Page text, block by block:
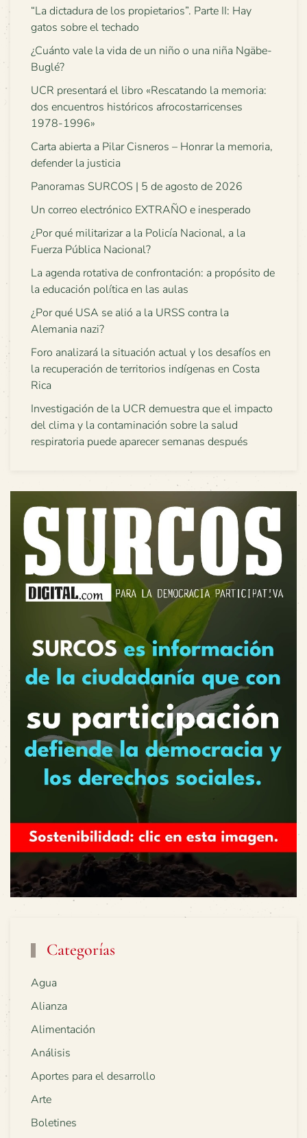
“La dictadura de los propietarios”. Parte II: Hay
gatos sobre el techado
¿Cuánto vale la vida de un niño o una niña Ngäbe-
Buglé?
UCR presentará el libro «Rescatando la memoria:
dos encuentros históricos afrocostarricenses
1978-1996»
Carta abierta a Pilar Cisneros – Honrar la memoria,
defender la justicia
Panoramas SURCOS | 5 de agosto de 2026
Un correo electrónico EXTRAÑO e inesperado
¿Por qué militarizar a la Policía Nacional, a la
Fuerza Pública Nacional?
La agenda rotativa de confrontación: a propósito de
la educación política en las aulas
¿Por qué USA se alió a la URSS contra la
Alemania nazi?
Foro analizará la situación actual y los desafíos en
la recuperación de territorios indígenas en Costa
Rica
Investigación de la UCR demuestra que el impacto
del clima y la contaminación sobre la salud
respiratoria puede aparecer semanas después
Categorías
Agua
Alianza
Alimentación
Análisis
Aportes para el desarrollo
Arte
Boletines